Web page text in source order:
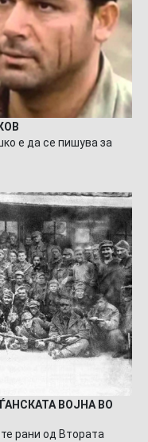
е да се пишува за
ВОЈНА ВО
рани од Втората